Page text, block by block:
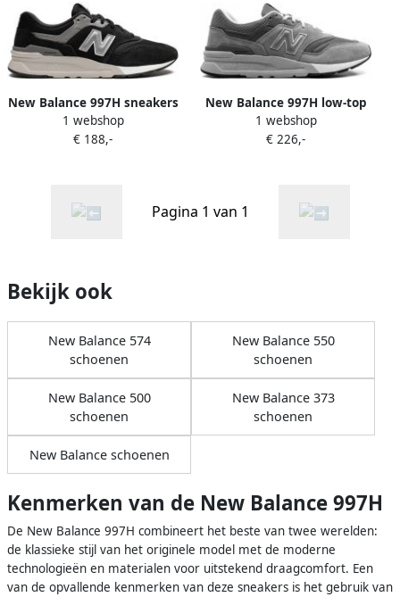
New Balance 997H sneakers
Zwart
1 webshop
€ 188,-
New Balance 997H low-top
sneakers Grijs
1 webshop
€ 226,-
Pagina 1 van 1
Bekijk ook
New Balance 574
schoenen
New Balance 550
schoenen
New Balance 500
schoenen
New Balance 373
schoenen
New Balance schoenen
Kenmerken van de New Balance 997H
De New Balance 997H combineert het beste van twee werelden:
de klassieke stijl van het originele model met de moderne
technologieën en materialen voor uitstekend draagcomfort. Een
van de opvallende kenmerken van deze sneakers is het gebruik van